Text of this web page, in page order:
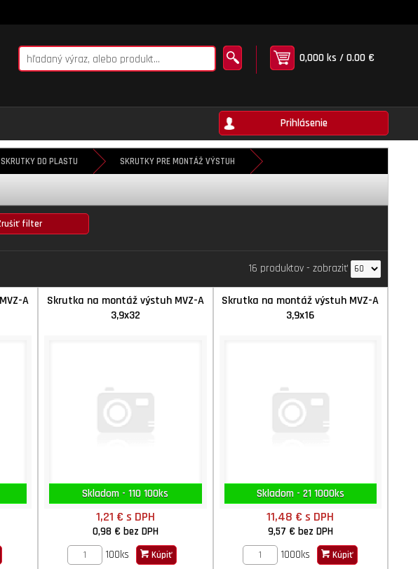
0,000 ks / 0.00 €
Prihlásenie
SKRUTKY DO PLASTU SKRUTKY PRE MONTÁŽ VÝSTUH
16 produktov - zobraziť
A
Skrutka na montáž výstuh MVZ-A
3,9x32
Skladom - 110 100ks
1,21 € s DPH
0,98 € bez DPH
100ks
Kúpiť
Skrutka na montáž výstuh MVZ-A
3,9x16
Skladom - 21 1000ks
11,48 €s DPH
9,57 € bez DPH
1000ks
Kúpiť